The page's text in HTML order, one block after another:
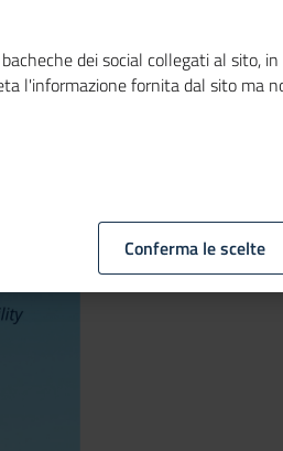
dei social collegati al sito,
l'informazione fornita dal sito ma
Conferma le scelte